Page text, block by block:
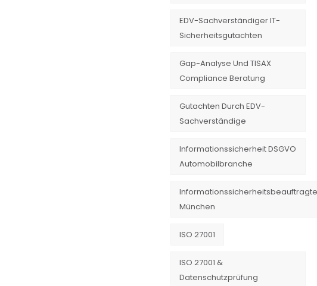
EDV-Sachverständiger IT-
Sicherheitsgutachten
Gap-Analyse Und TISAX
Compliance Beratung
Gutachten Durch EDV-
Sachverständige
Informationssicherheit DSGVO
Automobilbranche
München
ISO 27001
ISO 27001 &
Datenschutzprüfung